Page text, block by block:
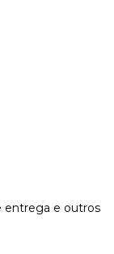
entrega e outros